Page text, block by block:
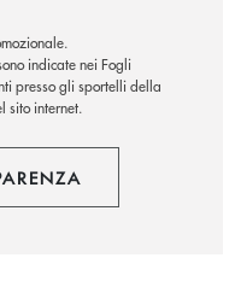
indicate nei Fogli
presso gli sportelli della
sito internet.